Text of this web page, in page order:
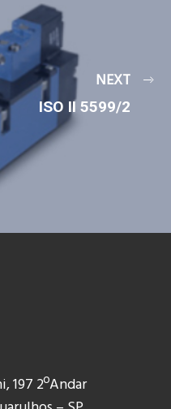
NEXT
ISO II 5599/2
197 2ºAndar